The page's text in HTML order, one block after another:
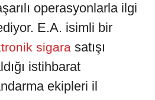
operasyonlarla ilgi
E.A. isimli bir
sigara satışı
istihbarat
ekipleri il